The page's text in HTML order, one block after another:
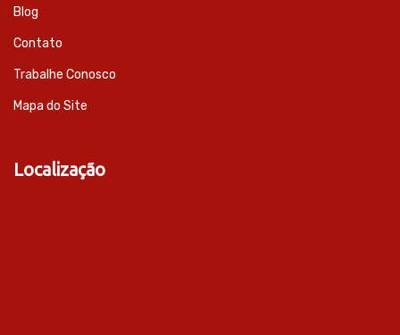
Blog
Contato
Trabalhe Conosco
Mapa do Site
Localização